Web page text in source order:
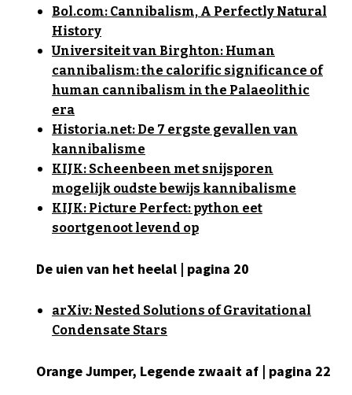
Bol.com: Cannibalism, A Perfectly Natural
History
Universiteit van Birghton: Human
cannibalism: the calorific significance of
human cannibalism in the Palaeolithic
era
Historia.net: De 7 ergste gevallen van
kannibalisme
KIJK: Scheenbeen met snijsporen
mogelijk oudste bewijs kannibalisme
KIJK: Picture Perfect: python eet
soortgenoot levend op
De uien van het heelal | pagina 20
arXiv: Nested Solutions of Gravitational
Condensate Stars
Orange Jumper, Legende zwaait af | pagina 22